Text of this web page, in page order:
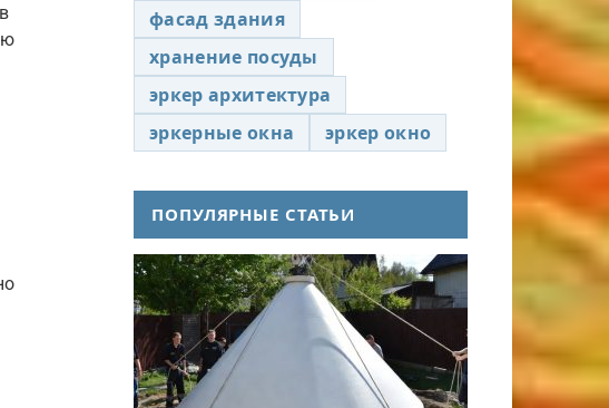
фасад здания
хранение посуды
эркер архитектура
эркерные окна
эркер окно
ПОПУЛЯРНЫЕ СТАТЬИ